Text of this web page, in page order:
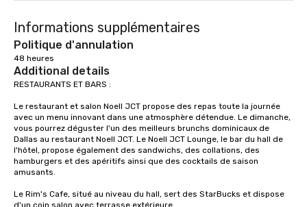
Informations supplémentaires
Politique d'annulation
48 heures
Additional details
RESTAURANTS ET BARS :
Le restaurant et salon Noell JCT propose des repas toute la journée
avec un menu innovant dans une atmosphère détendue. Le dimanche,
vous pourrez déguster l'un des meilleurs brunchs dominicaux de
Dallas au restaurant Noell JCT. Le Noell JCT Lounge, le bar du hall de
l'hôtel, propose également des sandwichs, des collations, des
hamburgers et des apéritifs ainsi que des cocktails de saison
amusants.
Le Rim's Cafe, situé au niveau du hall, sert des StarBucks et dispose
d'un coin salon avec terrasse extérieure.